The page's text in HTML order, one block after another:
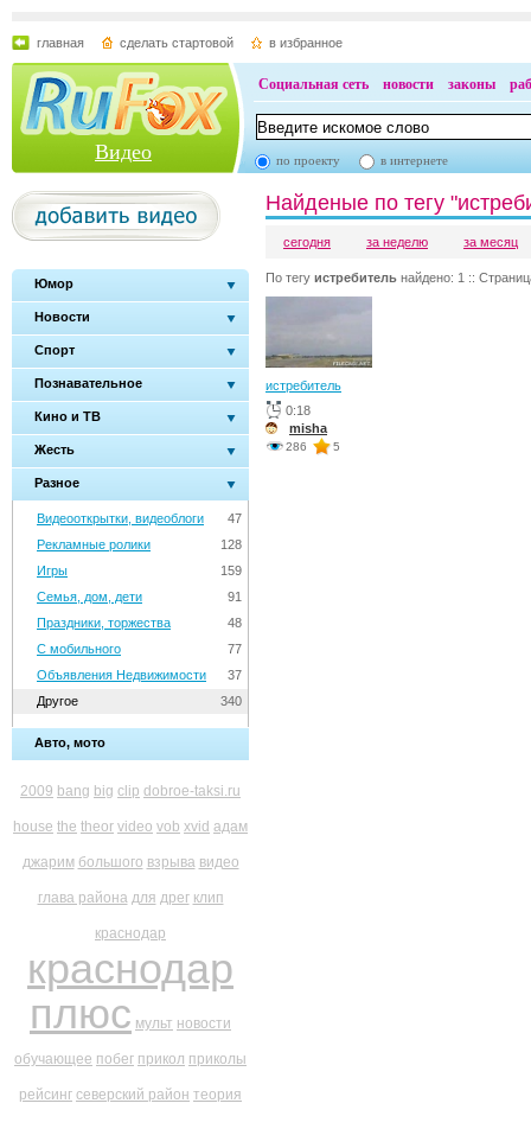
главная сделать стартовой в избранное
Видео
Социальная сеть новости законы
по проекту в интернете
Юмор
Новости
Спорт
Познавательное
Кино и ТВ
Жесть
Разное
47
Видеооткрытки, видеоблоги
128
Рекламные ролики
159
Игры
91
Семья, дом, дети
48
Праздники, торжества
77
С мобильного
37
Объявления Недвижимости
340
Другое
Авто, мото
2009 bang big clip dobroe-taksi.ru
house the theor video vob xvid адам
джарим большого взрыва видео
глава района для дрег клип
краснодар
краснодар
плюс мульт новости
обучающее побег прикол приколы
рейсинг северский район теория
Найденые по тегу
сегодня за неделю за месяц
По тегу истребитель найдено: 1 ::
истребитель
0:18
misha
286 5